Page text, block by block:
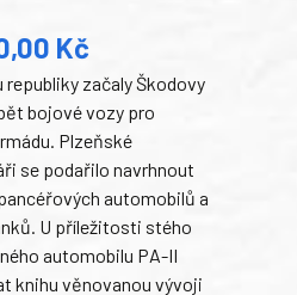
Kč
začaly Škodovy
bojové vozy pro
Plzeňské
se podařilo navrhnout
automobilů a
U příležitosti stého
automobilu PA-II
knihu věnovanou vývoji